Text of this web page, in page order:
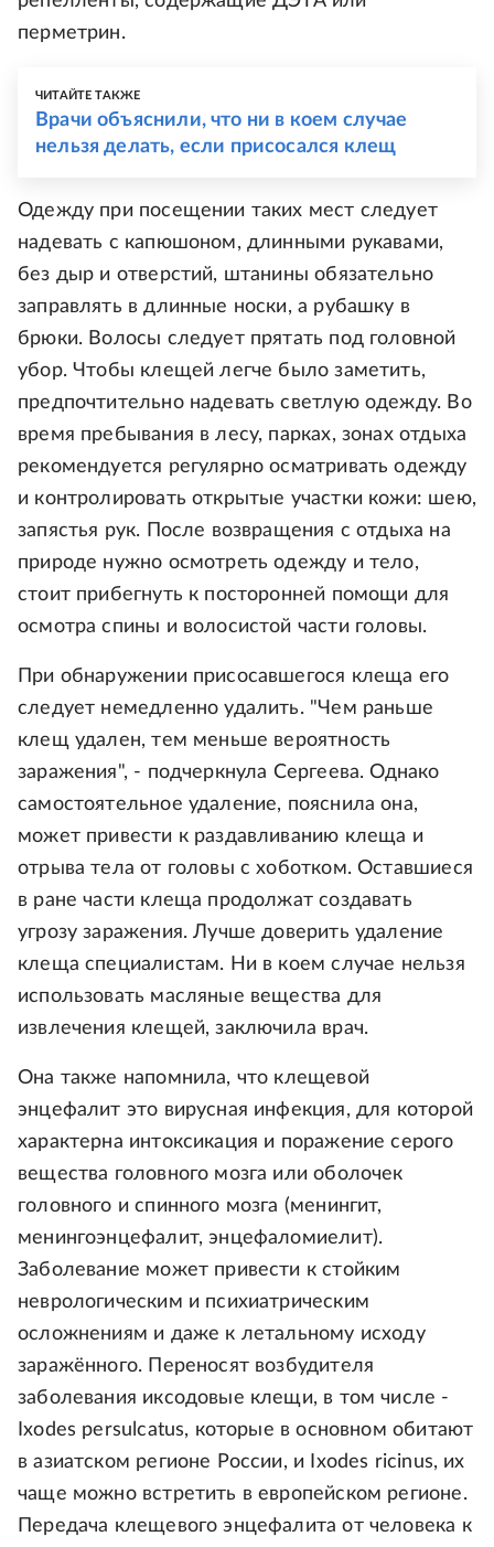
перметрин.
ЧИТАЙТЕ ТАКЖЕ
Врачи объяснили, что ни в коем случае
нельзя делать, если присосался клещ
Одежду при посещении таких мест следует
надевать с капюшоном, длинными рукавами,
без дыр и отверстий, штанины обязательно
заправлять в длинные носки, а рубашку в
брюки. Волосы следует прятать под головной
убор. Чтобы клещей легче было заметить,
предпочтительно надевать светлую одежду. Во
время пребывания в лесу, парках, зонах отдыха
рекомендуется регулярно осматривать одежду
и контролировать открытые участки кожи: шею,
запястья рук. После возвращения с отдыха на
природе нужно осмотреть одежду и тело,
стоит прибегнуть к посторонней помощи для
осмотра спины и волосистой части головы.
При обнаружении присосавшегося клеща его
следует немедленно удалить. "Чем раньше
клещ удален, тем меньше вероятность
заражения", - подчеркнула Сергеева. Однако
самостоятельное удаление, пояснила она,
может привести к раздавливанию клеща и
отрыва тела от головы с хоботком. Оставшиеся
в ране части клеща продолжат создавать
угрозу заражения. Лучше доверить удаление
клеща специалистам. Ни в коем случае нельзя
использовать масляные вещества для
извлечения клещей, заключила врач.
Она также напомнила, что клещевой
энцефалит это вирусная инфекция, для которой
характерна интоксикация и поражение серого
вещества головного мозга или оболочек
головного и спинного мозга (менингит,
менингоэнцефалит, энцефаломиелит).
Заболевание может привести к стойким
неврологическим и психиатрическим
осложнениям и даже к летальному исходу
заражённого. Переносят возбудителя
заболевания иксодовые клещи, в том числе -
Ixodes persulcatus, которые в основном обитают
в азиатском регионе России, и Ixodes ricinus, их
чаще можно встретить в европейском регионе.
Передача клещевого энцефалита от человека к